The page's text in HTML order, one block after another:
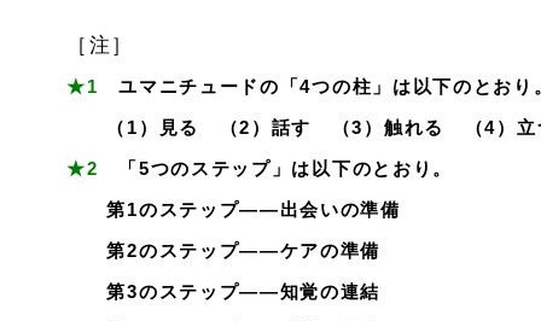
［注］
★1ユマニチュードの「4つの柱」は以下のとおり
（1）見る （2）話す （3）触れる （4）立
★2 「5つのステップ」は以下のとおり。
第1のステップ――出会いの準備
第2のステップ――ケアの準備
第3のステップ――知覚の連結